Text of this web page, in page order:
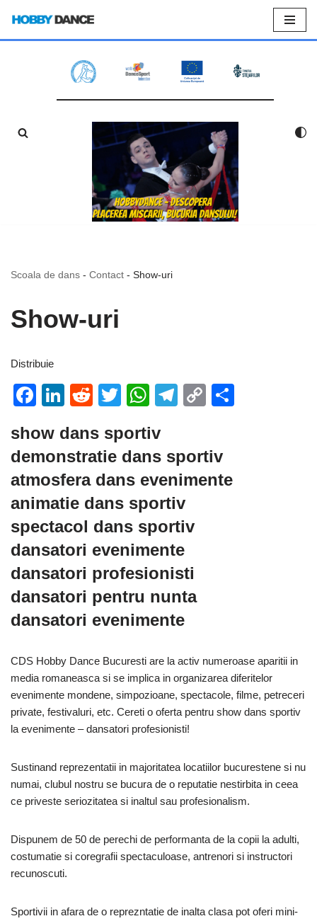
Sari
Scoala de dans - Contact - Show-uri
Show-uri
Distribuie
Facebook
LinkedIn
RedditTwitterWhatsApp
Telegram
Copy
show dans sportiv
demonstratie dans sportiv
atmosfera dans evenimente
animatie dans sportiv
spectacol dans sportiv
dansatori evenimente
dansatori profesionisti
dansatori pentru nunta
dansatori evenimente
CDS Hobby Dance Bucuresti are la activ numeroase aparitii in
media romaneasca si se implica in organizarea diferitelor
evenimente mondene, simpozioane, spectacole, filme, petreceri
private, festivaluri, etc. Cereti o oferta pentru show dans sportiv
la evenimente – dansatori profesionisti!
Sustinand reprezentatii in majoritatea locatiilor bucurestene si nu
numai, clubul nostru se bucura de o reputatie nestirbita in ceea
ce priveste seriozitatea si inaltul sau profesionalism.
Dispunem de 50 de perechi de performanta de la copii la adulti,
costumatie si coregrafii spectaculoase, antrenori si instructori
recunoscuti.
Sportivii in afara de o reprezntatie de inalta clasa pot oferi mini-